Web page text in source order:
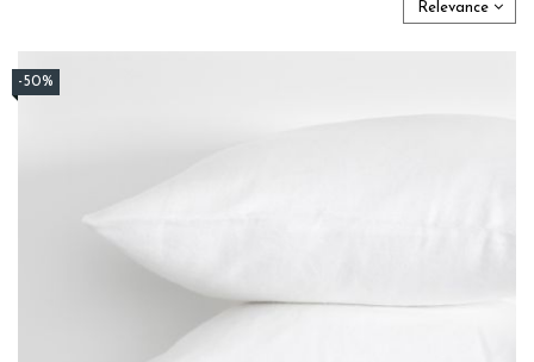
Relevance
-50%